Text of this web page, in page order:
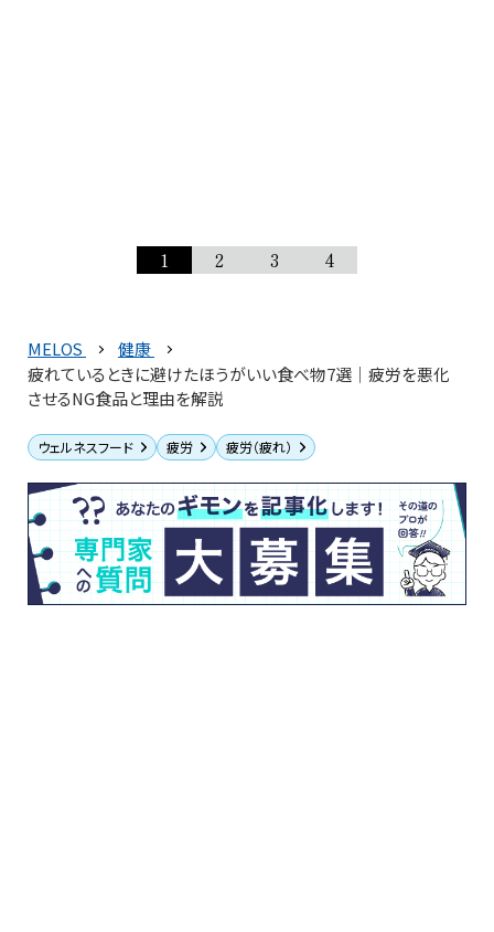
1 2 3 4
MELOS
健康
疲れているときに避けたほうがいい食べ物7選｜疲労を悪化
させるNG食品と理由を解説
ウェルネスフード 疲労 疲労（疲れ）